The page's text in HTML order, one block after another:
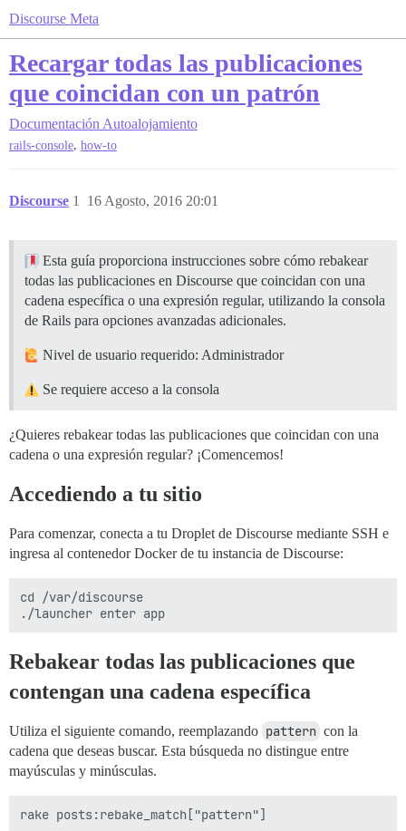
Discourse Meta
Recargar todas las publicaciones
que coincidan con un patrón
Documentación Autoalojamiento
rails-console, how-to
Discourse 16 Agosto, 2016 20:01
1
Esta guía proporciona instrucciones sobre cómo rebakear
todas las publicaciones en Discourse que coincidan con una
cadena específica o una expresión regular, utilizando la consola
de Rails para opciones avanzadas adicionales.
Nivel de usuario requerido: Administrador
Se requiere acceso a la consola
¿Quieres rebakear todas las publicaciones que coincidan con una
cadena o una expresión regular? ¡Comencemos!
Accediendo a tu sitio
Para comenzar, conecta a tu Droplet de Discourse mediante SSH e
ingresa al contenedor Docker de tu instancia de Discourse:
cd /var/discourse
Rebakear todas las publicaciones que
contengan una cadena específica
Utiliza el siguiente comando, reemplazando pattern con la
cadena que deseas buscar. Esta búsqueda no distingue entre
mayúsculas y minúsculas.